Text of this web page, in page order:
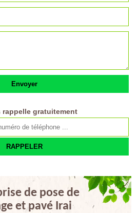
rappelle gratuitement
de pose de
et pavé Irai